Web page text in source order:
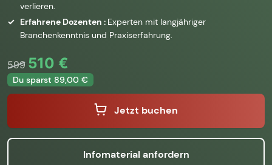
verlieren.
Erfahrene Dozenten : Experten mit langjähriger
Branchenkenntnis und Praxiserfahrung.
599 510 €
Du sparst 89,00 €
Jetzt buchen
Infomaterial anfordern